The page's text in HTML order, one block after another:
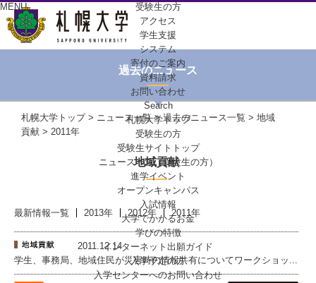
MENU
受験生の方
アクセス
学生支援
システム
寄付のご案内
資料請求
お問い合わせ
Search
札幌大学トップ
受験生の方
受験生サイトトップ
ニュース一覧（受験生の方）
進学イベント
オープンキャンパス
入試情報
大学でかかるお金
学びの特徴
インターネット出願ガイド
入学予定の方
入学センターへのお問い合わせ
過去のニュース
札幌大学トップ> ニュース一覧>過去のニュース一覧 > 地域
貢献 > 2011年
地域貢献
最新情報一覧 2013年 2012年 2011年
2011.12.14
学生、事務局、地域住民が災害時の情報共有についてワークショッ...